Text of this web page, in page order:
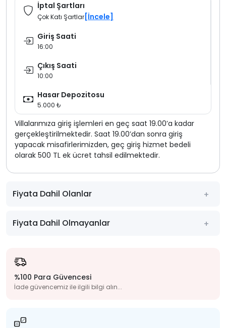
İptal Şartları
Çok Katı Şartlar [İncele]
Giriş Saati
16:00
Çıkış Saati
10:00
Hasar Depozitosu
5.000 ₺
Villalarımıza giriş işlemleri en geç saat 19.00’a kadar
gerçekleştirilmektedir. Saat 19.00’dan sonra giriş
yapacak misafirlerimizden, geç giriş hizmet bedeli
olarak 500 TL ek ücret tahsil edilmektedir.
Fiyata Dahil Olanlar
Fiyata Dahil Olmayanlar
%100 Para Güvencesi
İade güvencemiz ile ilgili bilgi alın...